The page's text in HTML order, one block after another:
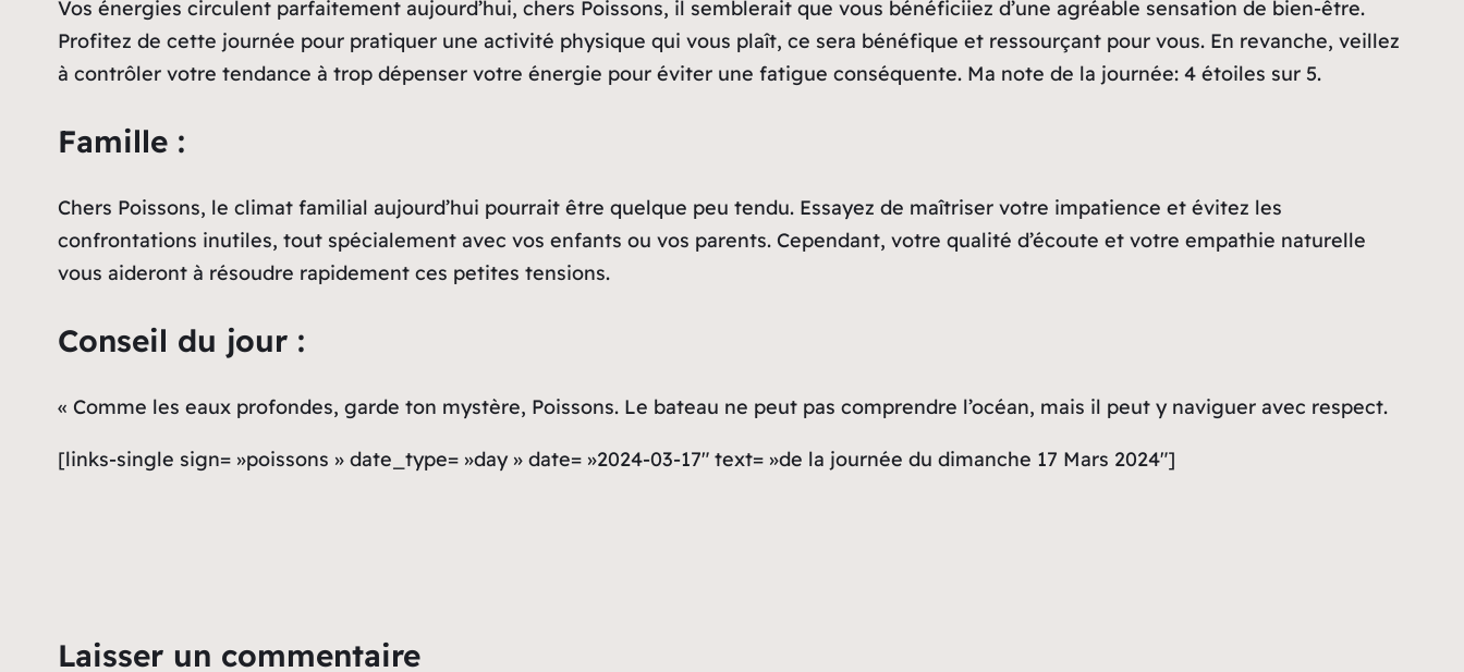
Vos énergies circulent parfaitement aujourd’hui, chers Poissons, il semblerait que vous bénéficiiez d’une agréable sensation de bien-être.
Profitez de cette journée pour pratiquer une activité physique qui vous plaît, ce sera bénéfique et ressourçant pour vous. En revanche, veillez
à contrôler votre tendance à trop dépenser votre énergie pour éviter une fatigue conséquente. Ma note de la journée: 4 étoiles sur 5.
Famille :
Chers Poissons, le climat familial aujourd’hui pourrait être quelque peu tendu. Essayez de maîtriser votre impatience et évitez les
confrontations inutiles, tout spécialement avec vos enfants ou vos parents. Cependant, votre qualité d’écoute et votre empathie naturelle
vous aideront à résoudre rapidement ces petites tensions.
Conseil du jour :
« Comme les eaux profondes, garde ton mystère, Poissons. Le bateau ne peut pas comprendre l’océan, mais il peut y naviguer avec respect.
[links-single sign= »poissons » date_type= »day » date= »2024-03-17″ text= »de la journée du dimanche 17 Mars 2024″]
Laisser un commentaire